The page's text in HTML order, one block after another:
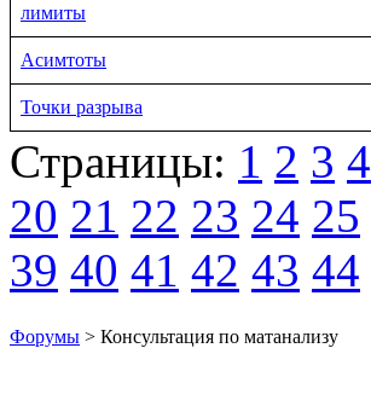
лимиты
Асимтоты
Точки разрыва
Страницы: 1 2 3 4
20 21 22 23 24 25
39 40 41 42 43 44
Форумы > Консультация по матанализу